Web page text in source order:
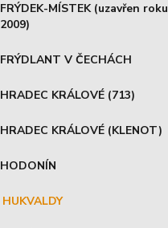
FRÝDEK-MÍSTEK (uzavřen roku
2009)
FRÝDLANT V ČECHÁCH
HRADEC KRÁLOVÉ (713)
HRADEC KRÁLOVÉ (KLENOT)
HODONÍN
HUKVALDY